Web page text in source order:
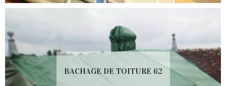
BACHAGE DE TOITURE 62